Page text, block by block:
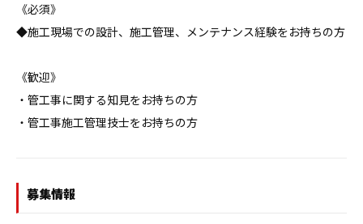
《必須》
◆施工現場での設計、施工管理、メンテナンス経験をお持ちの方
《歓迎》
・管工事に関する知見をお持ちの方
・管工事施工管理技士をお持ちの方
募集情報